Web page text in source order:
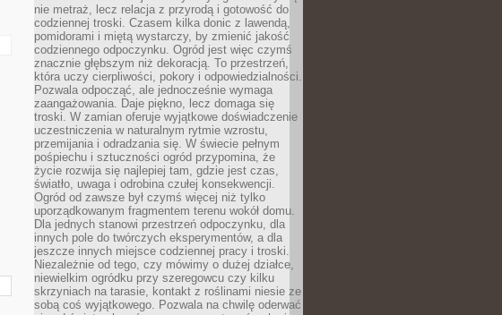
nie metraż, lecz relacja z przyrodą i gotowość do
codziennej troski. Czasem kilka donic z lawendą,
pomidorami i miętą wystarczy, by zmienić jakość
codziennego odpoczynku. Ogród jest więc czymś
znacznie głębszym niż dekoracją. To przestrzeń,
która uczy cierpliwości, pokory i odpowiedzialności.
Pozwala odpocząć, ale jednocześnie wymaga
zaangażowania. Daje piękno, lecz domaga się
troski. W zamian oferuje wyjątkowe doświadczenie
uczestniczenia w naturalnym rytmie wzrostu,
przemijania i odradzania się. W świecie pełnym
pośpiechu i sztuczności ogród przypomina, że
życie rozwija się najlepiej tam, gdzie jest czas,
światło, uwaga i odrobina czułej konsekwencji.
Ogród od zawsze był czymś więcej niż tylko
uporządkowanym fragmentem terenu wokół domu.
Dla jednych stanowi przestrzeń odpoczynku, dla
innych pole do twórczych eksperymentów, a dla
jeszcze innych miejsce codziennej pracy i troski.
Niezależnie od tego, czy mówimy o dużej działce,
niewielkim ogródku przy szeregowcu czy kilku
skrzyniach na tarasie, kontakt z roślinami niesie ze
sobą coś wyjątkowego. Pozwala na chwilę oderwać